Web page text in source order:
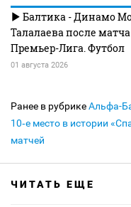
Балтика - Динамо
Талалаева после
Премьер-Лига. Футбол
01 августа 2026
Ранее в рубрикеАльфа-
10‑е место в истории
матчей
ЧИТАТЬ ЕЩЕ